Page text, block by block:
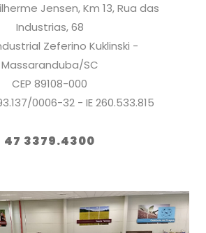
Jensen, Km 13, Rua das
Industrias, 68
Zeferino Kuklinski -
Massaranduba/SC
CEP 89108-000
0006-32 - IE 260.533.815
47 3379.4300